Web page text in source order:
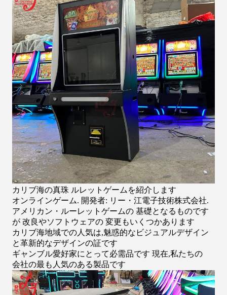
カリブ海の真珠 ルレットゲームを紹介します
オンラインゲーム. 開発者: リー・江電子技術株式会社.
アメリカン・ルーレットゲームの 基礎となるものです
が 改良やソフトウェアの 変更もいくつかあります
カリブ海地域での人気は,魅惑的なビジュアルデザイン
と革新的なデザインの証です
ギャンブル愛好家にとって必需品です 現在,私たちの
会社の最も人気のある製品です